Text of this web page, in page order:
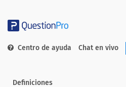
Centro de ayuda Chat en vivo
Definiciones